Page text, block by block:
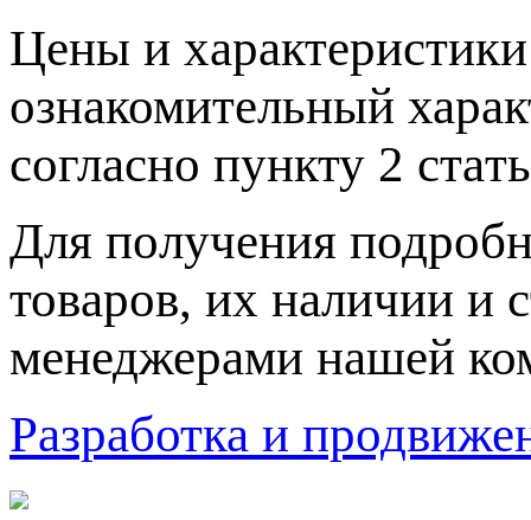
Цeны и
ознакомительный
согласно пункту 2
Для пoлучения
товaров, их нaличии и
менеджерами нашей
Разработка и